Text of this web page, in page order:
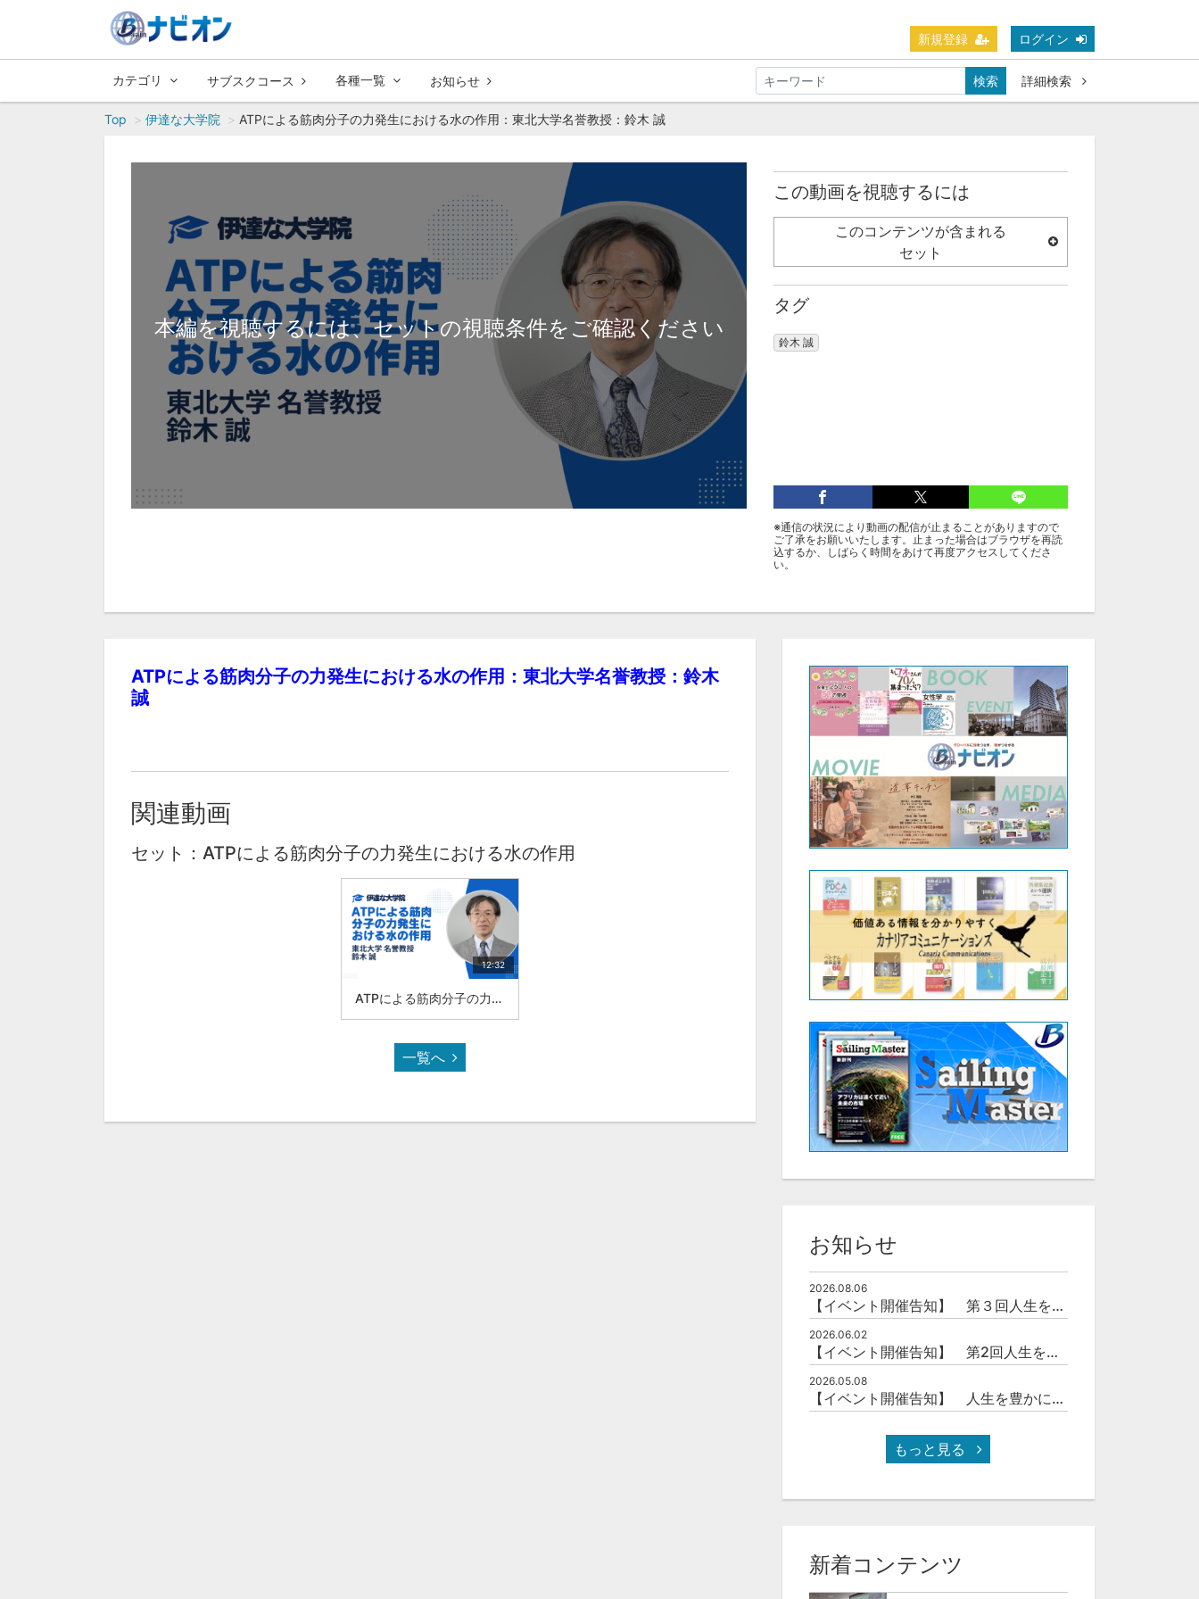
新規登録 ログイン
カテゴリ サブスクコース 各種一覧 お知らせ 検索 詳細検索
Top 伊達な大学院 ATPによる筋肉分子の力発生における水の作用：東北大学名誉教授：鈴木 誠
本編を視聴するには、セットの視聴条件をご確認ください
この動画を視聴するには
このコンテンツが含まれる
セット
タグ
鈴木 誠
※通信の状況により動画の配信が止まることがありますので
ご了承をお願いいたします。止まった場合はブラウザを再読
込するか、しばらく時間をあけて再度アクセスしてくださ
い。
ATPによる筋肉分子の力発生における水の作用：東北大学名誉教授：鈴木
誠
関連動画
セット：ATPによる筋肉分子の力発生における水の作用
12:32
ATPによる筋肉分子の力発生における水の作用：東北大学名誉教授：鈴木 誠
一覧へ
お知らせ
2026.08.06
【イベント開催告知】 第３回人生を豊かにする「本の力」を学ぶ会
2026.06.02
【イベント開催告知】 第2回人生を豊かにする「本の力」を学ぶ会
2026.05.08
【イベント開催告知】 人生を豊かにする「本の力」を学ぶ会
もっと見る
新着コンテンツ